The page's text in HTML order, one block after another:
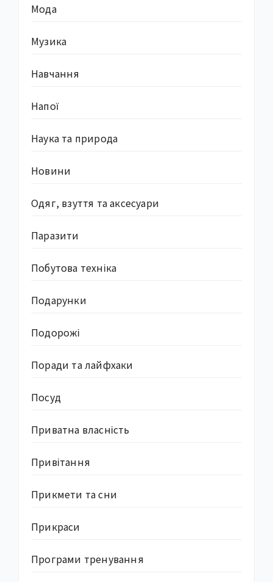
Мода
Музика
Навчання
Напої
Наука та природа
Новини
Одяг, взуття та аксесуари
Паразити
Побутова техніка
Подарунки
Подорожі
Поради та лайфхаки
Посуд
Приватна власність
Привітання
Прикмети та сни
Прикраси
Програми тренування